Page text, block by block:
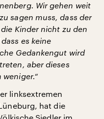
Wir gehen weit
sagen muss, dass der
Kinder nicht zu den
es keine
Gedankengut wird
aber dieses
linksextremen
hat die